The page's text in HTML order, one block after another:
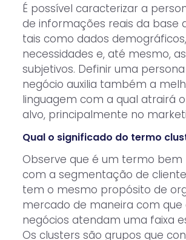
É possível caracterizar a
de informações reais da base
tais como dados
necessidades e, até mesmo,
subjetivos. Definir uma
negócio auxilia também a
linguagem com a qual atrairá
alvo, principalmente no
Qual o significado do termo
Observe que é um termo bem
com a segmentação de
tem o mesmo propósito de
mercado de maneira com que
negócios atendam uma faixa
Os clusters são grupos que